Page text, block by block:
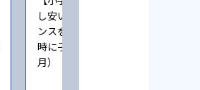
し安いと良かったが、成績面とのバ
ンスを考えれば全然オッケー（小学
時に子どもが通塾。回答時期:2023
月）